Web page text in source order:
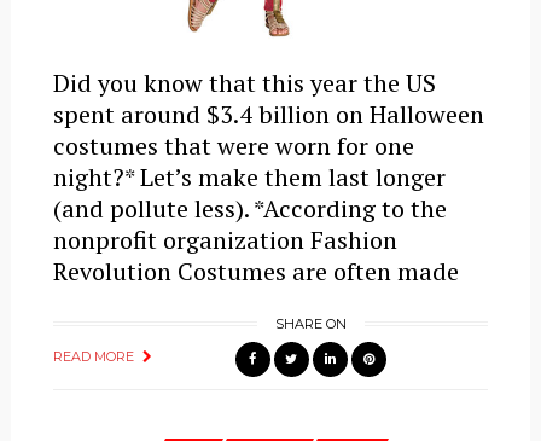
Did you know that this year the US
spent around $3.4 billion on Halloween
costumes that were worn for one
night?* Let’s make them last longer
(and pollute less). *According to the
nonprofit organization Fashion
Revolution Costumes are often made
READ MORE
SHARE ON